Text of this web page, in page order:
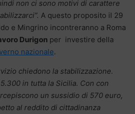
non ci sono motivi di carattere
A questo proposito il 29
e Mingrino incontreranno a Roma
Durigon per investire della
nazionale.
chiedono la stabilizzazione.
in tutta la Sicilia. Con con
un sussidio di 570 euro,
al reddito di cittadinanza